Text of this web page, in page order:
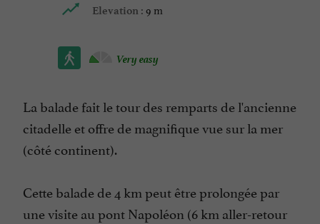
Elevation : 9 m
Very easy
La balade fait le tour des remparts de l'ancienne
citadelle et offre de magnifique vue sur la mer
(côté continent).
Cette balade de 4 km peut être prolongée par
une visite au pont Napoléon (6 km aller-retour